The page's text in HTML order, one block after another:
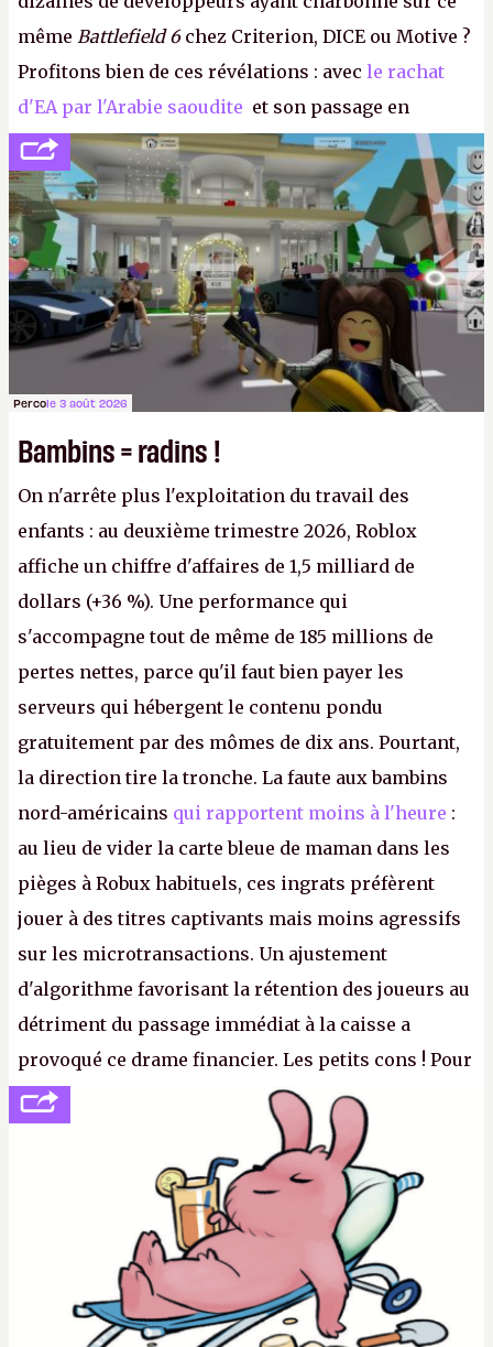
même Battlefield 6chez Criterion, DICE ou Motive ?
Profitons bien de ces révélations : avec le rachat
d'EA par l'Arabie saoudite et son passage en
société privée, l'éditeur n'aura bientôt plus
l'obligation de publier ses bilans. Encore une
victoire pour la transparence.P.
Percole 3 août 2026
Bambins = radins !
On n'arrête plus l'exploitation du travail des
enfants : au deuxième trimestre 2026, Roblox
affiche un chiffre d'affaires de 1,5 milliard de
dollars (+36 %). Une performance qui
s'accompagne tout de même de 185 millions de
pertes nettes, parce qu'il faut bien payer les
serveurs qui hébergent le contenu pondu
gratuitement par des mômes de dix ans. Pourtant,
la direction tire la tronche. La faute aux bambins
nord-américains qui rapportent moins à l'heure :
au lieu de vider la carte bleue de maman dans les
pièges à Robux habituels, ces ingrats préfèrent
jouer à des titres captivants mais moins agressifs
sur les microtransactions. Un ajustement
d'algorithme favorisant la rétention des joueurs au
détriment du passage immédiat à la caisse a
provoqué ce drame financier. Les petits cons ! Pour
se consoler, le PDG David Baszucki peut compter
sur le déblocage du jeu en Russie et l'explosion des
joueurs majeurs (+32 %). L'avenir appartient donc
aux adultes, qui ne sont jamais que des enfants
avec du pouvoir d'achat.P.